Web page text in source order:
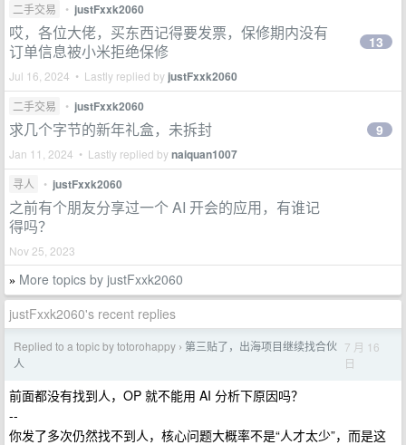
二手交易 • justFxxk2060
哎，各位大佬，买东西记得要发票，保修期内没有
订单信息被小米拒绝保修
Jul 16, 2024 • Lastly replied by justFxxk2060
13
二手交易 • justFxxk2060
求几个字节的新年礼盒，未拆封
Jan 11, 2024 • Lastly replied bynaiquan1007
9
寻人 • justFxxk2060
之前有个朋友分享过一个 AI 开会的应用，有谁记
得吗？
Nov 25, 2023
» More topics by justFxxk2060
justFxxk2060's recent replies
Replied to a topic by totorohappy › 第三贴了，出海项目继续找合伙
人
7 月 16
日
前面都没有找到人，OP 就不能用 AI 分析下原因吗？
--
你发了多次仍然找不到人，核心问题大概率不是“人才太少”，而是这